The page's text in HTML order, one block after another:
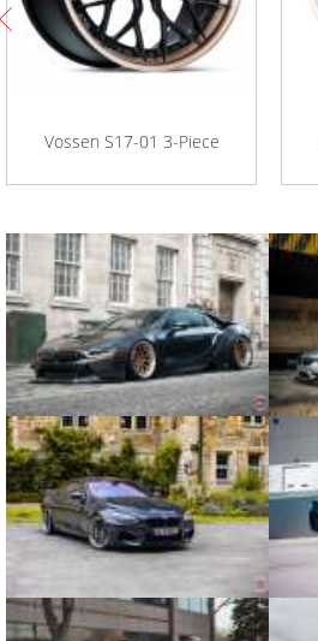
Vossen S17-01 3-Piece